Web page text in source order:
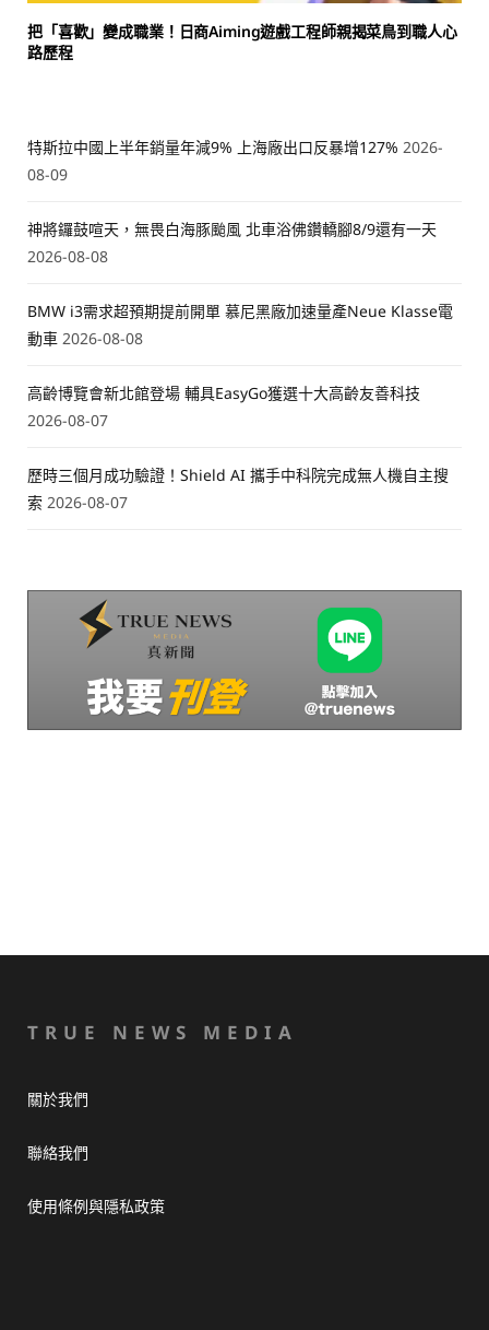
把「喜歡」變成職業！日商Aiming遊戲工程師親揭菜鳥到職人心
路歷程
特斯拉中國上半年銷量年減9% 上海廠出口反暴增127% 2026-
08-09
神將鑼鼓喧天，無畏白海豚颱風 北車浴佛鑽轎腳8/9還有一天
2026-08-08
BMW i3需求超預期提前開單 慕尼黑廠加速量產Neue Klasse電
動車 2026-08-08
高齡博覽會新北館登場 輔具EasyGo獲選十大高齡友善科技
2026-08-07
歷時三個月成功驗證！Shield AI 攜手中科院完成無人機自主搜
索 2026-08-07
TRUE NEWS MEDIA
關於我們
聯絡我們
使用條例與隱私政策